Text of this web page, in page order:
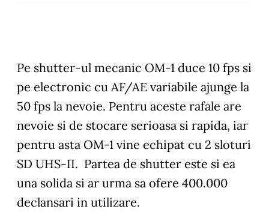
Pe shutter-ul mecanic OM-1 duce 10 fps si
pe electronic cu AF/AE variabile ajunge la
50 fps la nevoie. Pentru aceste rafale are
nevoie si de stocare serioasa si rapida, iar
pentru asta OM-1 vine echipat cu 2 sloturi
SD UHS-II. Partea de shutter este si ea
una solida si ar urma sa ofere 400.000
declansari in utilizare.